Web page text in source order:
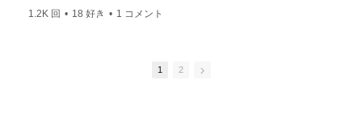
や悩みごとを解消するためのチャンネルです
ひとりでも多くの方に、素敵なダイビングライフを送っていただ
ダイビングのこんな情報を知りたいなどありましたらコメントを
1.2K 回 • 18 好き • 1 コメント
1 2